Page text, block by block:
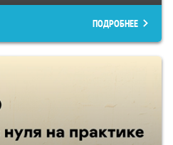
ПОДРОБНЕЕ